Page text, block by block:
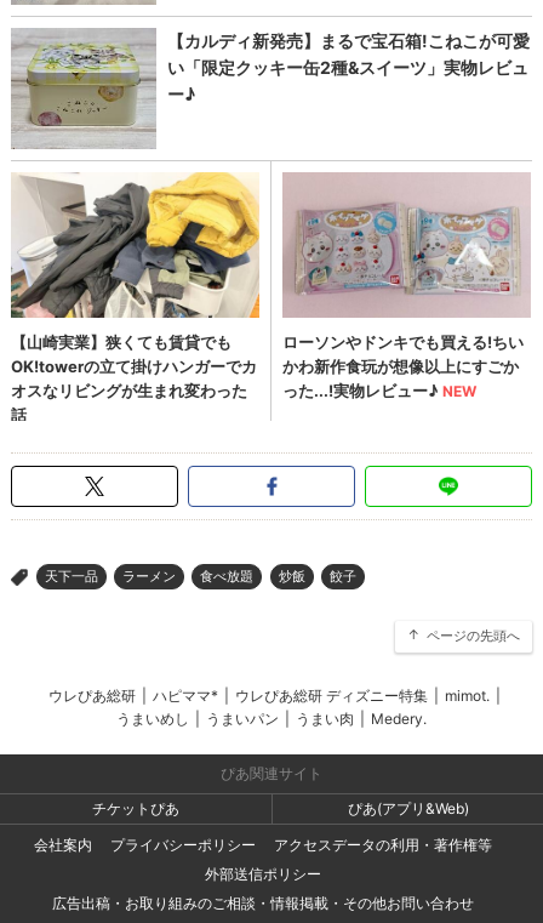
> 天下一品 ラーメン 食べ放題 炒飯 餃子
ページの先頭へ
ウレぴあ総研 ハピママ* ウレぴあ総研 ディズニー特集 mimot.
うまいめし
うまいパン うまい肉 Medery.
ぴあ関連サイト
チケットぴあ
ぴあ(アプリ&Web)
会社案内
プライバシーポリシー
アクセスデータの利用・著作権等
外部送信ポリシー
広告出稿・お取り組みのご相談・情報掲載・その他お問い合わせ